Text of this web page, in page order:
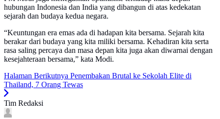
hubungan Indonesia dan India yang dibangun di atas kedekatan
sejarah dan budaya kedua negara.
“Keuntungan era emas ada di hadapan kita bersama. Sejarah kita
berakar dari budaya yang kita miliki bersama. Kehadiran kita serta
rasa saling percaya dan masa depan kita juga akan diwarnai dengan
kesejahteraan bersama,” kata Modi.
Halaman Berikutnya Penembakan Brutal ke Sekolah Elite di
Thailand, 7 Orang Tewas
Tim Redaksi